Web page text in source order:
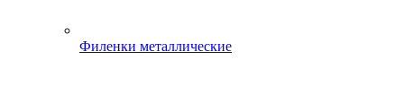
Филенки металлические